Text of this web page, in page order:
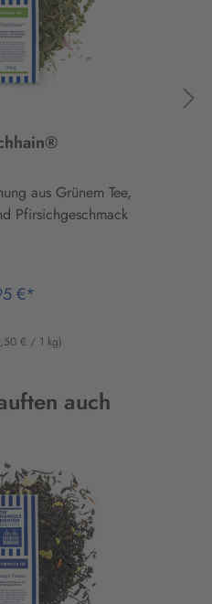
aus Grünem Tee,
Pfirsichgeschmack
€*
€ / 1 kg)
auch